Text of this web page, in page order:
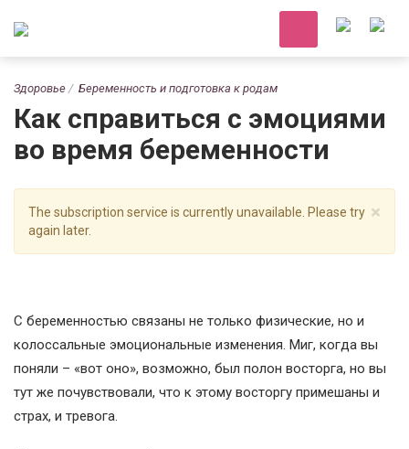
Здоровье Беременность и подготовка к родам
Как справиться с эмоциями
во время беременности
×
The subscription service is currently unavailable. Please try
again later.
С беременностью связаны не только физические, но и
колоссальные эмоциональные изменения. Миг, когда вы
поняли – «вот оно», возможно, был полон восторга, но вы
тут же почувствовали, что к этому восторгу примешаны и
страх, и тревога.